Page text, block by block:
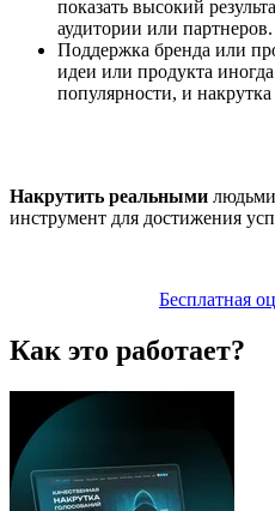
показать высокий
аудитории или партнеров.
Поддержка бренда или
идеи или продукта
популярности, и
Накрутить реальными
инструмент для достижения
Бесплатная
Как это работает?